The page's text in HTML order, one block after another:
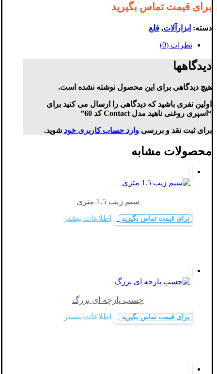
برای قیمت تماس بگیرید
دسته: ابزارآلات, قلع
نظرات (0)
دیدگاهها
هیچ دیدگاهی برای این محصول نوشته نشده است.
اولین نفری باشید که دیدگاهی را ارسال می کنید برای
“اسپری روغنی ناهید مدل Contact کد 60”
برای ثبت نقد و بررسی وارد حساب کاربری خود شوید.
محصولات مشابه
سیم زیپ 1.5 متری
برای قیمت تماس بگیرید اطلاعات بیشتر
چسب پارچه ای بزرگ
برای قیمت تماس بگیرید اطلاعات بیشتر